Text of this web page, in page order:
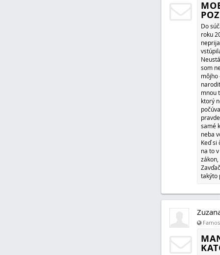
a iné.
Do
roku
som
môjho
mnou
ktorý
samé
Keď
na to
takýto